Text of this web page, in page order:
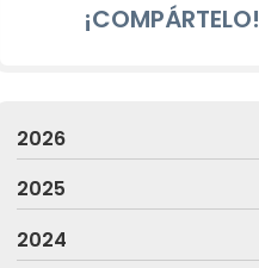
¡COMPÁRTELO!
2026
2025
2024